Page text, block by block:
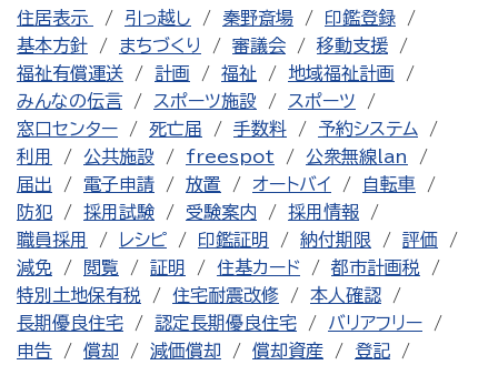
住居表示
引っ越し 秦野斎場
印鑑登録
基本方針
まちづくり 審議会
移動支援
福祉有償運送
計画 福祉
地域福祉計画
みんなの伝言
スポーツ施設
スポーツ
窓口センター
死亡届 手数料
予約システム
利用
公共施設 freespot
公衆無線lan
届出
電子申請 放置 オートバイ
自転車
防犯
採用試験 受験案内
採用情報
職員採用
レシピ 印鑑証明 納付期限
評価
減免
閲覧 証明 住基カード
都市計画税
特別土地保有税
住宅耐震改修
本人確認
長期優良住宅
認定長期優良住宅
バリアフリー
申告
償却 減価償却 償却資産
登記